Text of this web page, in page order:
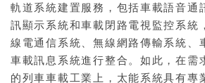
軌道系統建置服務，包括車載語音通
訊顯示系統和車載閉路電視監控系統
線電通信系統、無線網路傳輸系統、
車載訊息系統進行整合。如此，在需
的列車車載工業上，太能系統具有專